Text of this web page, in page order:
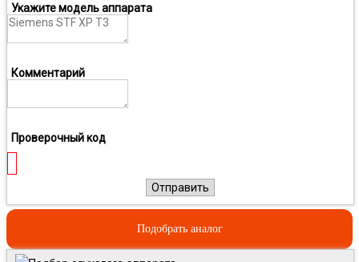
Укажите модель аппарата
Комментарий
Проверочный код
Отправить
Подобрать аналог